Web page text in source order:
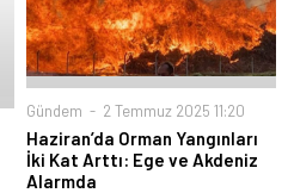
Gündem 2 Temmuz 2025 11:20
Haziran’da Orman Yangınları
İki Kat Arttı: Ege ve Akdeniz
Alarmda